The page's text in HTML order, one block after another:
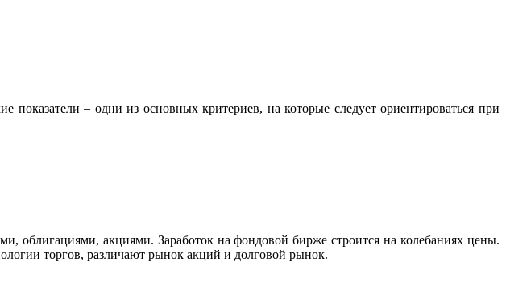
показатели – одни из основных критериев, на которые следует ориентироваться при
облигациями, акциями. Заработок на фондовой бирже строится на колебаниях цены.
торгов, различают рынок акций и долговой рынок.